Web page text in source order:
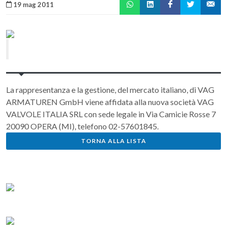
19 mag 2011
La rappresentanza e la gestione, del mercato italiano, di VAG
ARMATUREN GmbH viene affidata alla nuova società VAG
VALVOLE ITALIA SRL con sede legale in Via Camicie Rosse 7
20090 OPERA (MI), telefono 02-57601845.
TORNA ALLA LISTA